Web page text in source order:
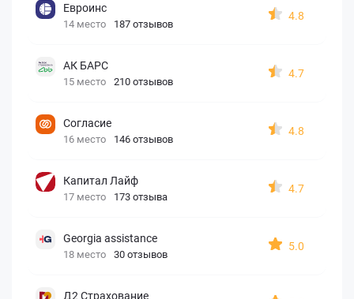
Евроинс
14 место 187 отзывов
4.8
АК БАРС
15 место 210 отзывов
4.7
Согласие
16 место 146 отзывов
4.8
Капитал Лайф
17 место 173 отзыва
4.7
Georgia assistance
18 место 30 отзывов
5.0
Д2 Страхование